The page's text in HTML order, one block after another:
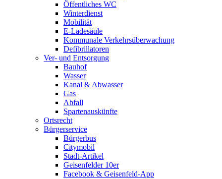
Öffentliches WC
Winterdienst
Mobilität
E-Ladesäule
Kommunale Verkehrsüberwachung
Defibrillatoren
Ver- und Entsorgung
Bauhof
Wasser
Kanal & Abwasser
Gas
Abfall
Spartenauskünfte
Ortsrecht
Bürgerservice
Bürgerbus
Citymobil
Stadt-Artikel
Geisenfelder 10er
Facebook & Geisenfeld-App